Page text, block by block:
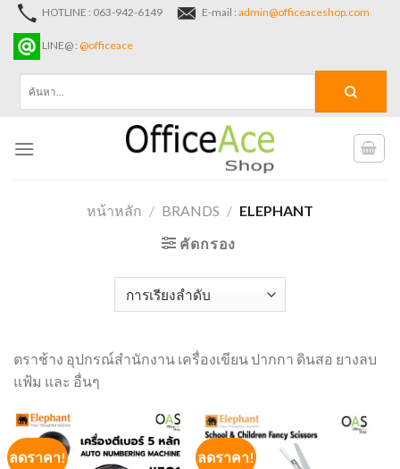
Skip
content
HOTLINE : 063-942-6149 E-mail : admin@officeaceshop.com
LINE@ : @officeace
หน้าหลัก / BRANDS / ELEPHANT
คัดกรอง
ตราช้าง อุปกรณ์สำนักงาน เครื่องเขียน ปากกา ดินสอ ยางลบ
แฟ้ม และ อื่นๆ
ลดราคา! ลดราคา!